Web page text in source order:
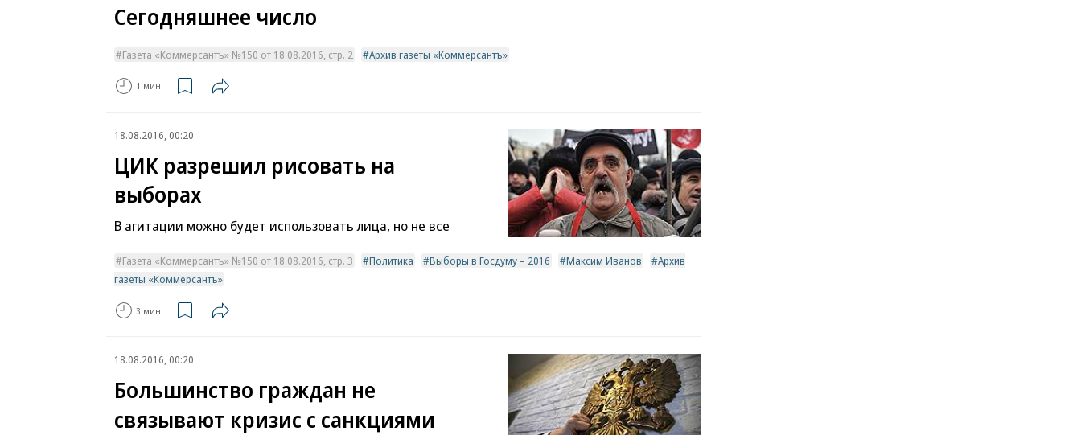
Сегодняшнее число
Газета «Коммерсантъ» №150 от 18.08.2016, стр. 2 Архив газеты «Коммерсантъ»
1 мин.
18.08.2016, 00:20
ЦИК разрешил рисовать на
выборах
В агитации можно будет использовать лица, но не все
Газета «Коммерсантъ» №150 от 18.08.2016, стр. 3 Политика Выборы в Госдуму – 2016 Максим Иванов
Архив
газеты «Коммерсантъ»
3 мин.
18.08.2016, 00:20
Большинство граждан не
связывают кризис с санкциями